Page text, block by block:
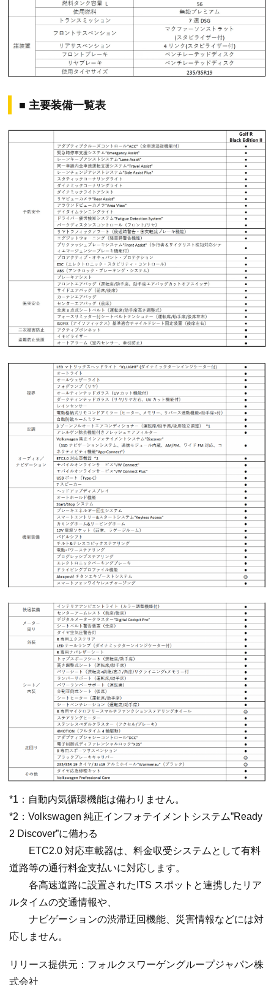
■ 主要装備⼀覧表
*1：⾃動内気循環機能は備わりません。
*2：Volkswagen 純正インフォテイメントシステム”Ready
2 Discover”に備わる
ETC2.0 対応⾞載器は、料⾦収受システムとして有料
道路等の通⾏料⾦⽀払いに対応します。
各⾼速道路に設置されたITS スポットと連携したリア
ルタイムの交通情報や、
ナビゲーションの渋滞迂回機能、災害情報などには対
応しません。
リリース提供元：フォルクスワーゲングループジャパン株
式会社